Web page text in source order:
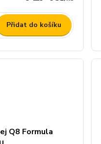
Přidat do košíku